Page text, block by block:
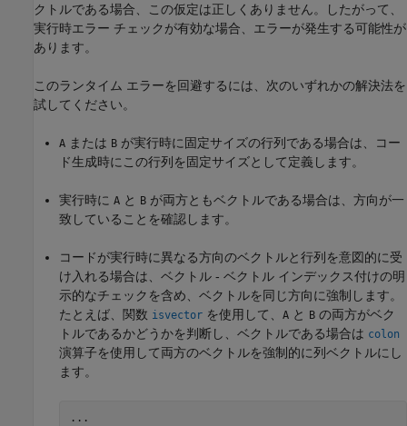
クトルである場合、この仮定は正しくありません。したがって、
実行時エラー チェックが有効な場合、エラーが発生する可能性が
あります。
このランタイム エラーを回避するには、次のいずれかの解決法を
試してください。
A または B が実行時に固定サイズの行列である場合は、コー
ド生成時にこの行列を固定サイズとして定義します。
実行時に A と B が両方ともベクトルである場合は、方向が一
致していることを確認します。
コードが実行時に異なる方向のベクトルと行列を意図的に受
け入れる場合は、ベクトル - ベクトル インデックス付けの明
示的なチェックを含め、ベクトルを同じ方向に強制します。
たとえば、関数 isvector を使用して、 A と B の両方がベク
トルであるかどうかを判断し、ベクトルである場合は colon
演算子を使用して両方のベクトルを強制的に列ベクトルにし
ます。
...